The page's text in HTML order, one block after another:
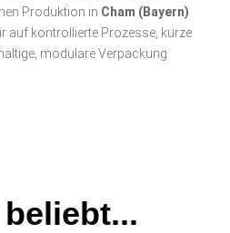
Produktion in Cham (Bayern)
auf kontrollierte Prozesse, kurze
modulare Verpackung.